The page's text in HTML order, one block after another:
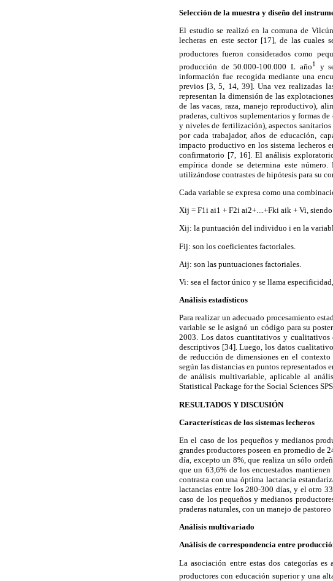
Selección de la muestra y diseño del
El estudio se realizó en la comuna de
lecheras en este sector [17], de las cuales
productores fueron considerados como
producción de 50.000-100.000 L año1 y
información fue recogida mediante una
previos [3, 5, 14, 39]. Una vez realizadas
representan la dimensión de las
de las vacas, raza, manejo reproductivo),
praderas, cultivos suplementarios y formas
y niveles de fertilización), aspectos
por cada trabajador, años de educación,
impacto productivo en los sistema lecheros
confirmatorio [7, 16]. El análisis
empírica donde se determina este
utilizándose contrastes de hipótesis para su
Cada variable se expresa como una
Xij = F1i ai1 + F2i ai2+....+Fki aik + Vi,
Xij: la puntuación del individuo i en la
Fij: son los coeficientes factoriales.
Aij: son las puntuaciones factoriales.
Vi: sea el factor único y se llama
Análisis estadísticos
Para realizar un adecuado procesamiento
variable se le asignó un código para su
2003. Los datos cuantitativos y cualitativos
descriptivos [34]. Luego, los datos
de reducción de dimensiones en el
según las distancias en puntos representados
de análisis multivariable, aplicable al
Statistical Package for the Social Sciences
RESULTADOS Y DISCUSIÓN
Características de los sistemas lecheros
En el caso de los pequeños y medianos
grandes productores poseen en promedio de
día, excepto un 8%, que realiza un sólo
que un 63,6% de los encuestados
contrasta con una óptima lactancia
lactancias entre los 280-300 días, y el otro
caso de los pequeños y medianos
praderas naturales, con un manejo de
Análisis multivariado
Análisis de correspondencia entre
La asociación entre estas dos categorías
productores con educación superior y una